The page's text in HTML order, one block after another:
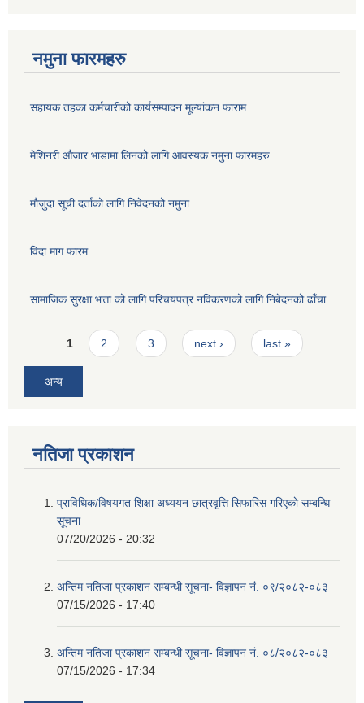
नमुना फारमहरु
सहायक तहका कर्मचारीको कार्यसम्पादन मूल्यांकन फाराम
मेशिनरी औजार भाडामा लिनको लागि आवस्यक नमुना फारमहरु
मौजुदा सूची दर्ताको लागि निवेदनको नमुना
विदा माग फारम
सामाजिक सुरक्षा भत्ता को लागि परिचयपत्र नविकरणको लागि निबेदनको ढाँचा
Pages
1 2 3 next › last »
अन्य
नतिजा प्रकाशन
प्राविधिक/विषयगत शिक्षा अध्ययन छात्रवृत्ति सिफारिस गरिएकाे सम्बन्धि
सूचना
07/20/2026 - 20:32
अन्तिम नतिजा प्रकाशन सम्बन्धी सूचना- विज्ञापन नं. ०९/२०८२-०८३
07/15/2026 - 17:40
अन्तिम नतिजा प्रकाशन सम्बन्धी सूचना- विज्ञापन नं. ०८/२०८२-०८३
07/15/2026 - 17:34